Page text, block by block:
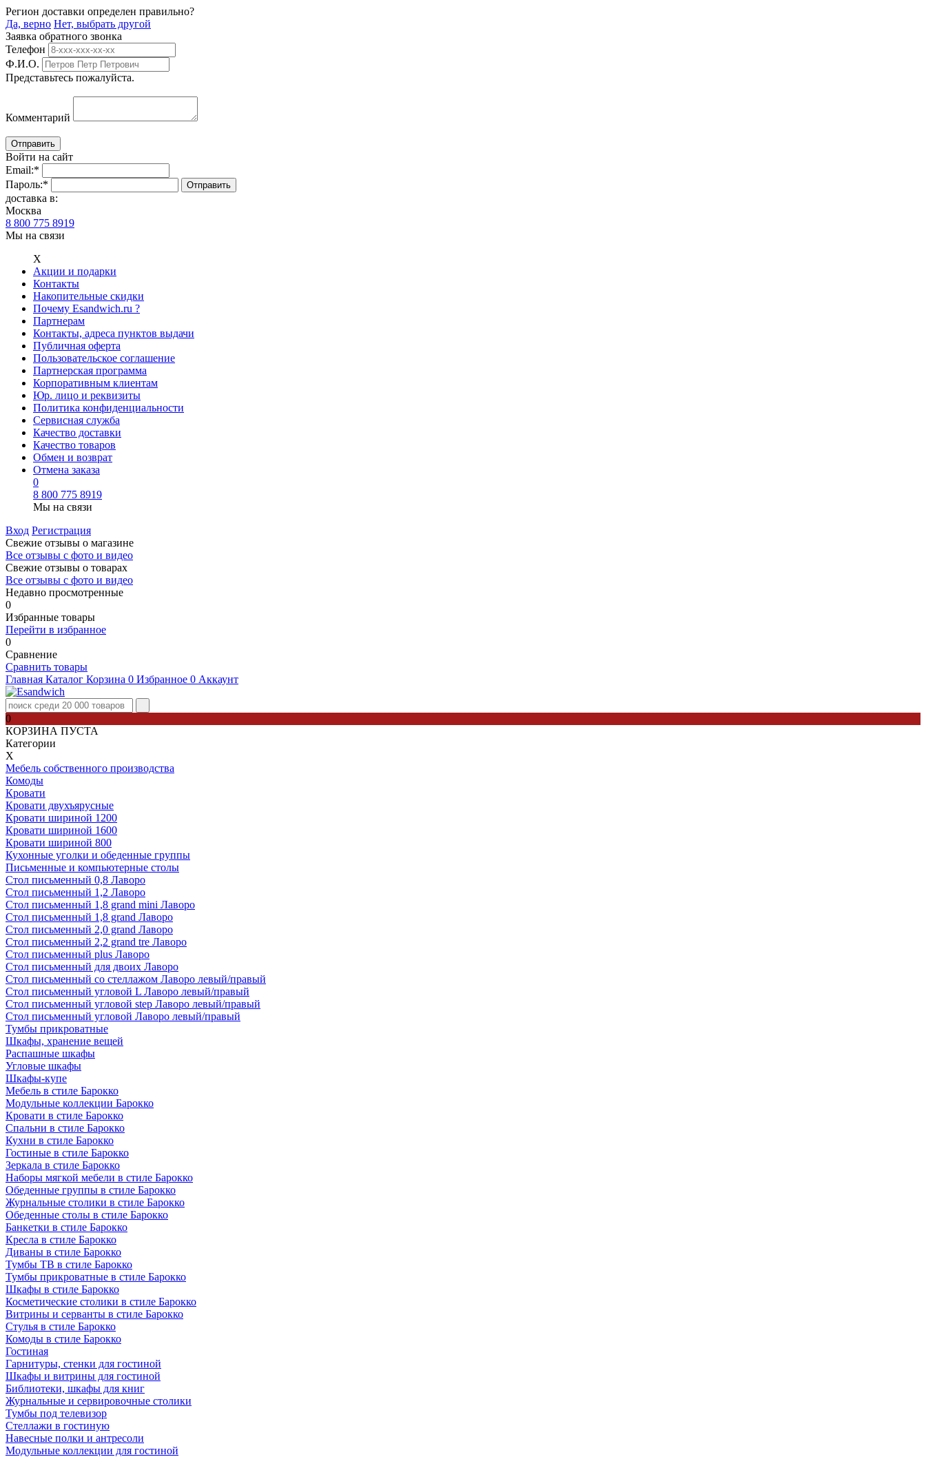
Регион доставки определен правильно?
Да, верно Нет, выбрать другой
Заявка обратного звонка
Телефон
Ф.И.О.
Представьтесь пожалуйста.
Комментарий
Войти на сайт
Email:*
Пароль:*
доставка в:
Москва
8 800 775 8919
Мы на связи
Х
Акции и подарки
Контакты
Накопительные скидки
Почему Esandwich.ru ?
Партнерам
Контакты, адреса пунктов выдачи
Публичная оферта
Пользовательское соглашение
Партнерская программа
Корпоративным клиентам
Юр. лицо и реквизиты
Политика конфиденциальности
Сервисная служба
Качество доставки
Качество товаров
Обмен и возврат
Отмена заказа
0
8 800 775 8919
Мы на связи
Вход Регистрация
Свежие отзывы о магазине
Все отзывы с фото и видео
Свежие отзывы о товарах
Все отзывы c фото и видео
Недавно просмотренные
0
Избранные товары
Перейти в избранное
0
Сравнение
Сравнить товары
Главная Каталог Корзина 0 Избранное 0 Аккаунт
0
КОРЗИНА ПУСТА
Категории
Х
Мебель собственного производства
Комоды
Кровати
Кровати двухъярусные
Кровати шириной 1200
Кровати шириной 1600
Кровати шириной 800
Кухонные уголки и обеденные группы
Письменные и компьютерные столы
Стол письменный 0,8 Лаворо
Стол письменный 1,2 Лаворо
Стол письменный 1,8 grand mini Лаворо
Стол письменный 1,8 grand Лаворо
Стол письменный 2,0 grand Лаворо
Стол письменный 2,2 grand tre Лаворо
Стол письменный plus Лаворо
Стол письменный для двоих Лаворо
Стол письменный со стеллажом Лаворо левый/правый
Стол письменный угловой L Лаворо левый/правый
Стол письменный угловой step Лаворо левый/правый
Стол письменный угловой Лаворо левый/правый
Тумбы прикроватные
Шкафы, хранение вещей
Распашные шкафы
Угловые шкафы
Шкафы-купе
Мебель в стиле Барокко
Модульные коллекции Барокко
Кровати в стиле Барокко
Спальни в стиле Барокко
Кухни в стиле Барокко
Гостиные в стиле Барокко
Зеркала в стиле Барокко
Наборы мягкой мебели в стиле Барокко
Обеденные группы в стиле Барокко
Журнальные столики в стиле Барокко
Обеденные столы в стиле Барокко
Банкетки в стиле Барокко
Кресла в стиле Барокко
Диваны в стиле Барокко
Тумбы ТВ в стиле Барокко
Тумбы прикроватные в стиле Барокко
Шкафы в стиле Барокко
Косметические столики в стиле Барокко
Витрины и серванты в стиле Барокко
Стулья в стиле Барокко
Комоды в стиле Барокко
Гостиная
Гарнитуры, стенки для гостиной
Шкафы и витрины для гостиной
Библиотеки, шкафы для книг
Журнальные и сервировочные столики
Тумбы под телевизор
Стеллажи в гостиную
Навесные полки и антресоли
Модульные коллекции для гостиной